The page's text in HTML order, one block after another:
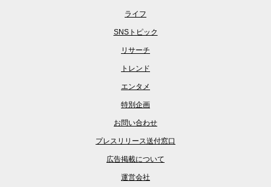
ライフ
SNSトピック
リサーチ
トレンド
エンタメ
特別企画
お問い合わせ
プレスリリース送付窓口
広告掲載について
運営会社